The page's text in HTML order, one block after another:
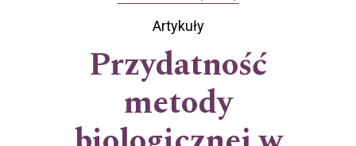
Artykuły
Przydatność
metody